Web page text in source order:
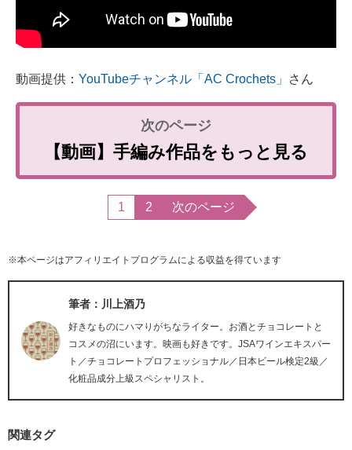
動画提供： YouTubeチャンネル「AC Crochets」 さん
【動画】手編み作品をもっと見る
1 2 次のページ
※本ページはアフィリエイトプログラムによる収益を得ています
筆者：川上酒乃
好きなものにハマりがちなライター。お酒とチョコレートと
コスメの沼にいます。映画も好きです。JSAワインエキスパー
ト／チョコレートプロフェッショナル／日本ビール検定2級／
化粧品成分上級スペシャリスト。
関連タグ